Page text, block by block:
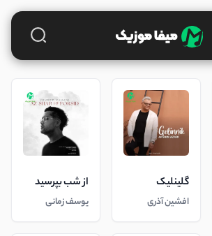
گلینلیک
افشین آذری
از شب بپرسید
یوسف زمانی